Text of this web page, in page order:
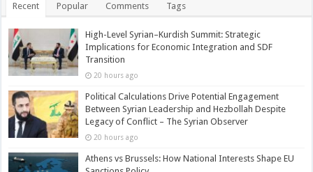
Recent Popular Comments Tags
High-Level Syrian–Kurdish Summit: Strategic
Implications for Economic Integration and SDF
Transition
20 hours ago
Political Calculations Drive Potential Engagement
Between Syrian Leadership and Hezbollah Despite
Legacy of Conflict – The Syrian Observer
20 hours ago
Athens vs Brussels: How National Interests Shape EU